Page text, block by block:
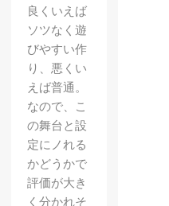
良くいえば
ソツなく遊
びやすい作
り、悪くい
えば普通。
なので、こ
の舞台と設
定にノれる
かどうかで
評価が大き
く分かれそ